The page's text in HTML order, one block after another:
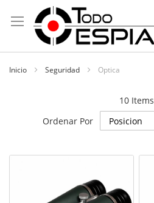
to
Content
Inicio Seguridad Optica
10Items
Ordenar Por